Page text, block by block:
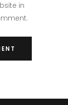
in